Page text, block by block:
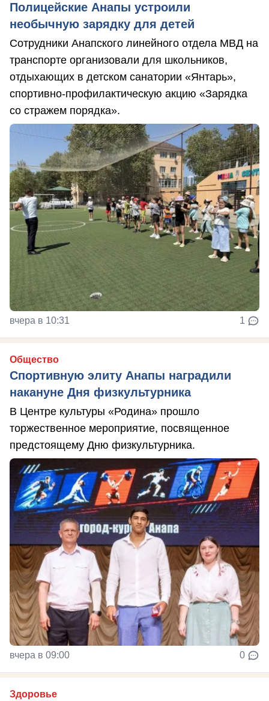
Полицейские Анапы устроили
необычную зарядку для детей
Сотрудники Анапского линейного отдела МВД на
транспорте организовали для школьников,
отдыхающих в детском санатории «Янтарь»,
спортивно-профилактическую акцию «Зарядка
со стражем порядка».
вчера в 10:31 1
Общество
Спортивную элиту Анапы наградили
накануне Дня физкультурника
В Центре культуры «Родина» прошло
торжественное мероприятие, посвященное
предстоящему Дню физкультурника.
вчера в 09:00 0
Здоровье